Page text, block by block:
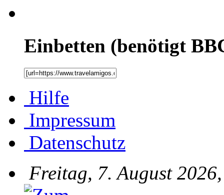
Einbetten (benötigt
Hilfe
Impressum
Datenschutz
Freitag, 7. August